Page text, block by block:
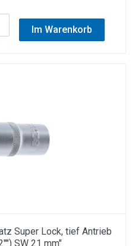
Im Warenkorb
Super Lock, tief Antrieb
SW 21 mm"